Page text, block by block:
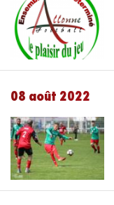
08 août 2022